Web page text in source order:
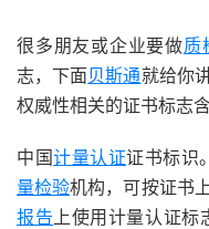
很多朋友或企业要做质
志，下面贝斯通就给你
权威性相关的证书标志含
中国计量认证证书标识
量检验机构，可按证书
报告上使用计量认证标